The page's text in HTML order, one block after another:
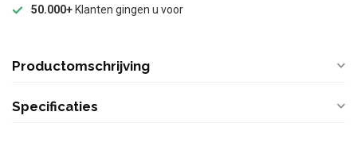
50.000+ Klanten gingen u voor
Productomschrijving
Specificaties